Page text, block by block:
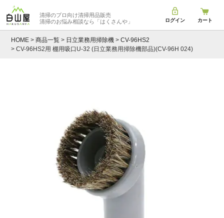
清掃のプロ向け清掃用品販売
清掃のお悩み相談なら 「はくさんや」 ログイン カート
HOME 商品一覧 日立業務用掃除機
CV-96HS2
CV-96HS2用 棚用吸口U-32 (日立業務用掃除機部品)(CV-96H 024)